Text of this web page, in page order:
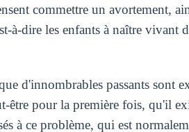
commettre un avortement,
dire les enfants à naître vivant
d'innombrables passants sont
être pour la première fois, qu'il
à ce problème, qui est